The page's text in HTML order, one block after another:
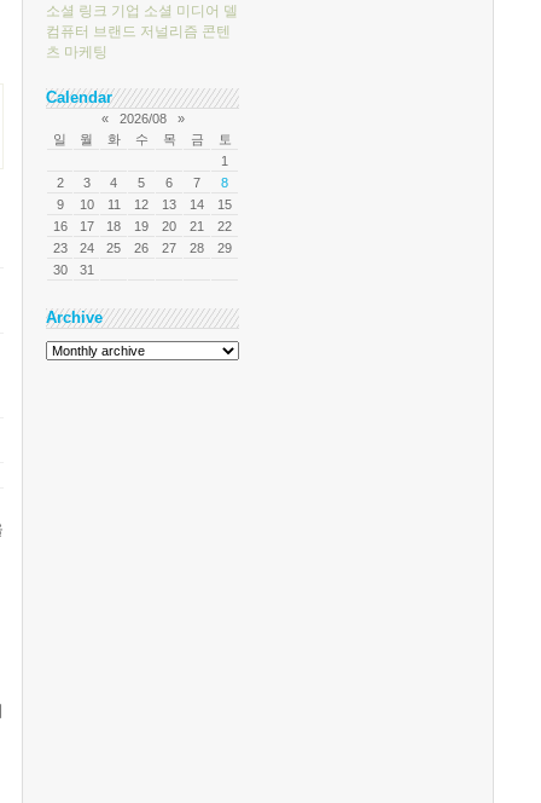
소셜 링크 기업 소셜 미디어 델
컴퓨터 브랜드 저널리즘 콘텐
츠 마케팅
Calendar
« 2026/08
»
일
월 화 수 목 금
토
1
2
3 4 5 6 7
8
9
10 11 12 13 14
15
16
17 18 19 20 21
22
23
24 25 26 27 28
29
30
31
Archive